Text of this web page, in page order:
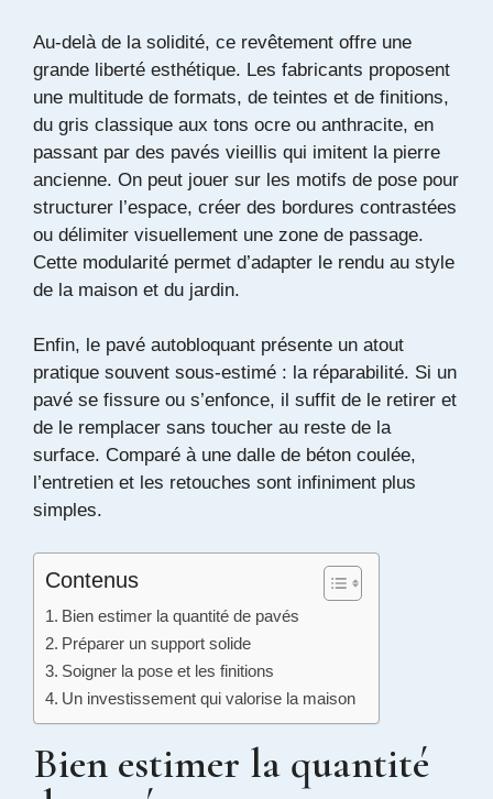
Au-delà de la solidité, ce revêtement offre une
grande liberté esthétique. Les fabricants proposent
une multitude de formats, de teintes et de finitions,
du gris classique aux tons ocre ou anthracite, en
passant par des pavés vieillis qui imitent la pierre
ancienne. On peut jouer sur les motifs de pose pour
structurer l’espace, créer des bordures contrastées
ou délimiter visuellement une zone de passage.
Cette modularité permet d’adapter le rendu au style
de la maison et du jardin.
Enfin, le pavé autobloquant présente un atout
pratique souvent sous-estimé : la réparabilité. Si un
pavé se fissure ou s’enfonce, il suffit de le retirer et
de le remplacer sans toucher au reste de la
surface. Comparé à une dalle de béton coulée,
l’entretien et les retouches sont infiniment plus
simples.
Contenus
Bien estimer la quantité de pavés
Préparer un support solide
Soigner la pose et les finitions
Un investissement qui valorise la maison
Bien estimer la quantité